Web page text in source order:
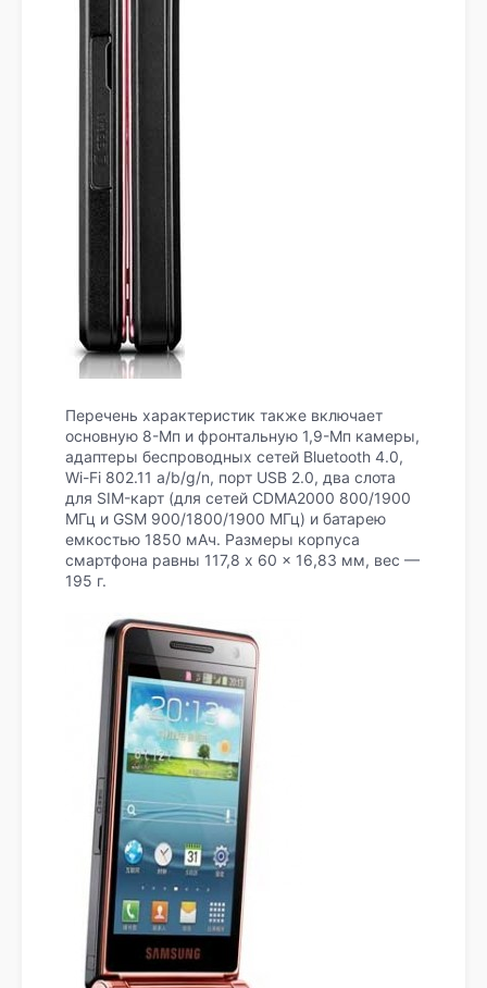
Перечень характеристик также включает
основную 8-Мп и фронтальную 1,9-Мп камеры,
адаптеры беспроводных сетей Bluetooth 4.0,
Wi-Fi 802.11 a/b/g/n, порт USB 2.0, два слота
для SIM-карт (для сетей CDMA2000 800/1900
МГц и GSM 900/1800/1900 МГц) и батарею
емкостью 1850 мАч. Размеры корпуса
смартфона равны 117,8 x 60 x 16,83 мм, вес —
195 г.